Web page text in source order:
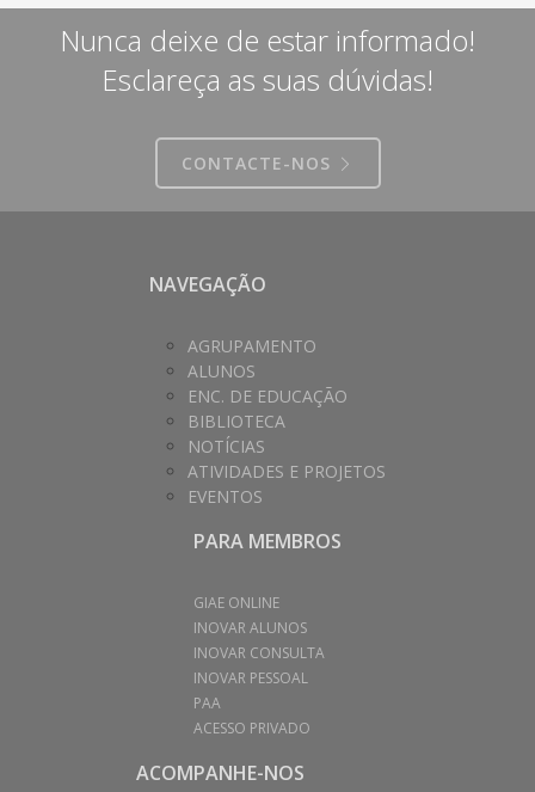
Nunca deixe de estar informado!
Esclareça as suas dúvidas!
CONTACTE-NOS
NAVEGAÇÃO
AGRUPAMENTO
ALUNOS
ENC. DE EDUCAÇÃO
BIBLIOTECA
NOTÍCIAS
ATIVIDADES E PROJETOS
EVENTOS
PARA MEMBROS
GIAE ONLINE
INOVAR ALUNOS
INOVAR CONSULTA
INOVAR PESSOAL
PAA
ACESSO PRIVADO
ACOMPANHE-NOS